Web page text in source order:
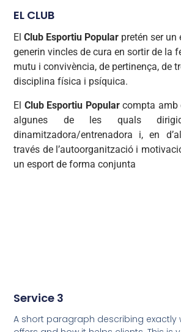
EL CLUB
El Club Esportiu Popular pretén ser un
generin vincles de cura en sortir de la
mutu i convivència, de pertinença, de
disciplina física i psíquica.
El Club Esportiu Popularcompta amb
algunes de les quals
dinamitzadora/entrenadora i, en
través de l’autoorganització i
un esport de forma conjunta
Service 3
A short paragraph describing exactly